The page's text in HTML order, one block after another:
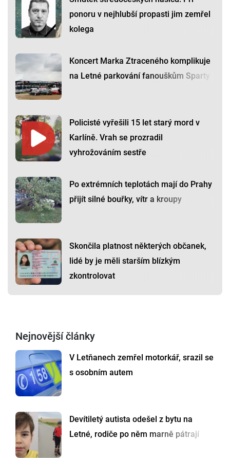
ponoru v nejhlubší propasti jim zemřel
kolega
Koncert Marka Ztraceného komplikuje
na Letné parkování fanouškům Sparty
Policisté vyřešili 15 let starý mord v
Karlíně. Vrah se prozradil
vyhrožováním sestře
Po extrémních teplotách mají do Prahy
přijít silné bouřky, vítr a kroupy
Skončila platnost některých občanek,
lidé by je měli starším blízkým
zkontrolovat
Nejnovější články
V Letňanech zemřel motorkář, srazil se
s osobním autem
Devítiletý autista odešel z bytu na
Letné, rodiče po něm marně pátrají